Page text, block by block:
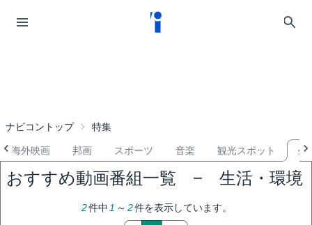
ナビコントップ 特集
海外映画 邦画 スポーツ 音楽 観光スポット 生
おすすめ動画番組一覧 − 生活・環境
2件中 1 ～ 2件を表示しています。